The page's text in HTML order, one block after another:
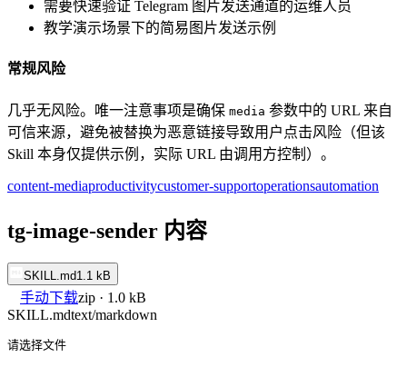
需要快速验证 Telegram 图片发送通道的运维人员
教学演示场景下的简易图片发送示例
常规风险
几乎无风险。唯一注意事项是确保 media 参数中的 URL 来自
可信来源，避免被替换为恶意链接导致用户点击风险（但该
Skill 本身仅提供示例，实际 URL 由调用方控制）。
content-mediaproductivitycustomer-supportoperationsautomation
tg-image-sender 内容
SKILL.md1.1 kB
手动下载zip · 1.0 kB
SKILL.mdtext/markdown
请选择文件